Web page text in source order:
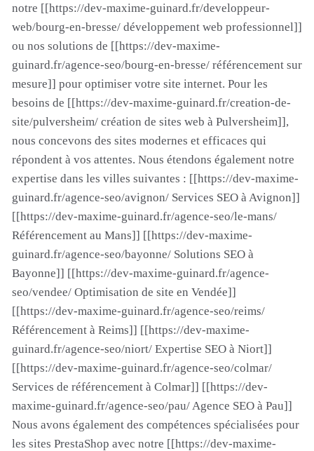
notre [[https://dev-maxime-guinard.fr/developpeur-
web/bourg-en-bresse/ développement web professionnel]]
ou nos solutions de [[https://dev-maxime-
guinard.fr/agence-seo/bourg-en-bresse/ référencement sur
mesure]] pour optimiser votre site internet. Pour les
besoins de [[https://dev-maxime-guinard.fr/creation-de-
site/pulversheim/ création de sites web à Pulversheim]],
nous concevons des sites modernes et efficaces qui
répondent à vos attentes. Nous étendons également notre
expertise dans les villes suivantes : [[https://dev-maxime-
guinard.fr/agence-seo/avignon/ Services SEO à Avignon]]
[[https://dev-maxime-guinard.fr/agence-seo/le-mans/
Référencement au Mans]] [[https://dev-maxime-
guinard.fr/agence-seo/bayonne/ Solutions SEO à
Bayonne]] [[https://dev-maxime-guinard.fr/agence-
seo/vendee/ Optimisation de site en Vendée]]
[[https://dev-maxime-guinard.fr/agence-seo/reims/
Référencement à Reims]] [[https://dev-maxime-
guinard.fr/agence-seo/niort/ Expertise SEO à Niort]]
[[https://dev-maxime-guinard.fr/agence-seo/colmar/
Services de référencement à Colmar]] [[https://dev-
maxime-guinard.fr/agence-seo/pau/ Agence SEO à Pau]]
Nous avons également des compétences spécialisées pour
les sites PrestaShop avec notre [[https://dev-maxime-